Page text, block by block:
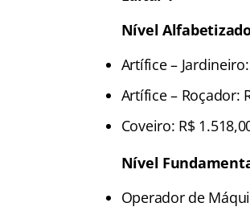
Nível
Artífice –
Artífice – Roçador:
Coveiro: R$
Nível
Operador de